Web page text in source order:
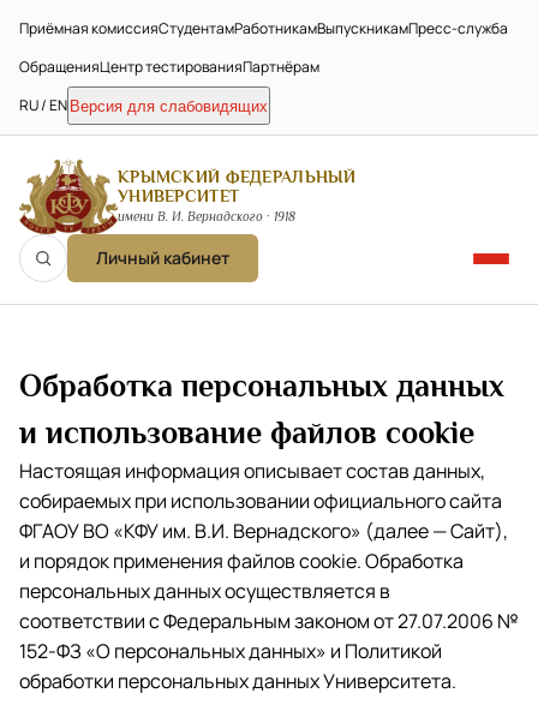
Приёмная комиссияСтудентамРаботникамВыпускникамПресс-служба
ОбращенияЦентр тестированияПартнёрам
RU / EN Версия для слабовидящих
КРЫМСКИЙ ФЕДЕРАЛЬНЫЙ
УНИВЕРСИТЕТ
имени В. И. Вернадского · 1918
Личный кабинет
Обработка персональных данных
и использование файлов cookie
Настоящая информация описывает состав данных,
собираемых при использовании официального сайта
ФГАОУ ВО «КФУ им. В.И. Вернадского» (далее — Сайт),
и порядок применения файлов cookie. Обработка
персональных данных осуществляется в
соответствии с Федеральным законом от 27.07.2006 №
152-ФЗ «О персональных данных» и Политикой
обработки персональных данных Университета.